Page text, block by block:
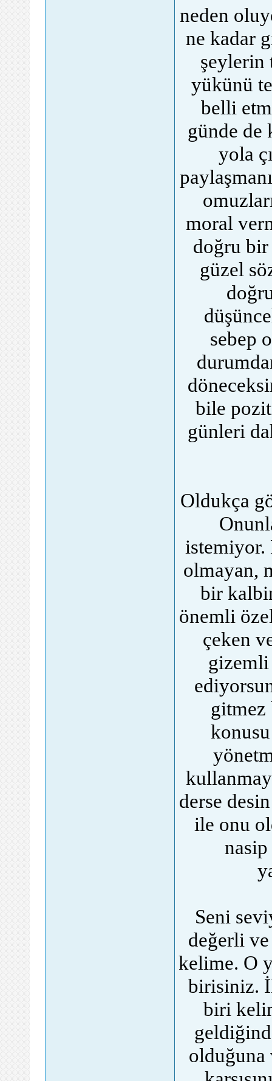
neden
ne kadar
şeylerin
yükünü
belli
günde
yola
moral
doğru bir
güzel
sebep
bile
günleri
Oldukça
istemiyor.
olmayan,
bir
önemli
çeken
gitmez
derse
ile onu
Seni
değerli
kelime. O
birisiniz.
biri
olduğuna